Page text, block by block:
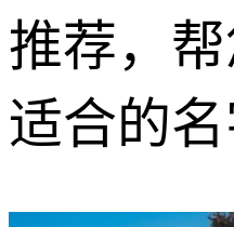
推荐，
适合的名